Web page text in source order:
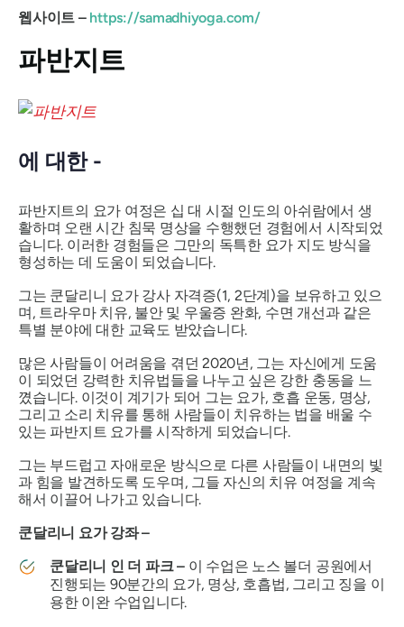
웹사이트 –https://samadhiyoga.com/
파반지트
에 대한 -
파반지트의 요가 여정은 십 대 시절 인도의 아쉬람에서 생
활하며 오랜 시간 침묵 명상을 수행했던 경험에서 시작되었
습니다. 이러한 경험들은 그만의 독특한 요가 지도 방식을
형성하는 데 도움이 되었습니다.
그는 쿤달리니 요가 강사 자격증(1, 2단계)을 보유하고 있으
며, 트라우마 치유, 불안 및 우울증 완화, 수면 개선과 같은
특별 분야에 대한 교육도 받았습니다.
많은 사람들이 어려움을 겪던 2020년, 그는 자신에게 도움
이 되었던 강력한 치유법들을 나누고 싶은 강한 충동을 느
꼈습니다. 이것이 계기가 되어 그는 요가, 호흡 운동, 명상,
그리고 소리 치유를 통해 사람들이 치유하는 법을 배울 수
있는 파반지트 요가를 시작하게 되었습니다.
그는 부드럽고 자애로운 방식으로 다른 사람들이 내면의 빛
과 힘을 발견하도록 도우며, 그들 자신의 치유 여정을 계속
해서 이끌어 나가고 있습니다.
쿤달리니 요가 강좌 –
쿤달리니 인 더 파크 – 이 수업은 노스 볼더 공원에서
진행되는 90분간의 요가, 명상, 호흡법, 그리고 징을 이
용한 이완 수업입니다.